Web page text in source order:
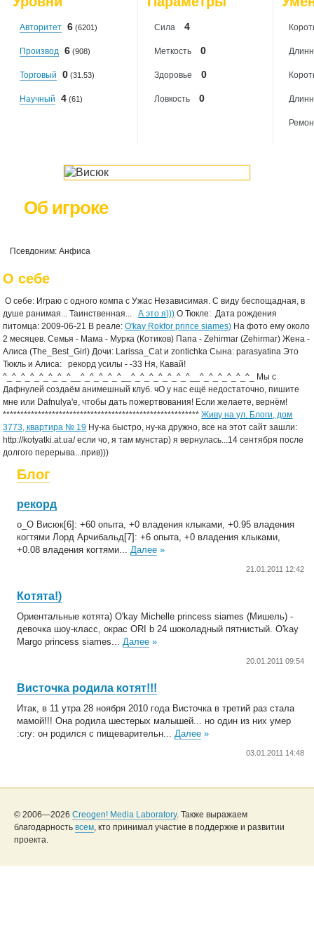
Авторитет 6 (6201)
Производ 6 (908)
Торговый 0 (31.53)
Научный 4 (61)
Сила 4
Меткость 0
Здоровье 0
Ловкость 0
Об игроке
Псевдоним: Анфиса
О себе
О себе: Играю с одного компа с Ужас Независимая. С виду беспощадная, в
душе ранимая... Таинственная...
А это я))) О Тюкле: Дата рождения
питомца: 2009-06-21 В реале:O'kay Rokfor prince siames) На фото ему около
2 месяцев. Семья - Мама - Мурка (Котиков) Папа - Zehirmar (Zehirmar) Жена -
Алиса (The_Best_Girl) Дочи: Larissa_Cat и zontichka Сына: parasyatina Это
Тюкль и Алиса:
рекорд усилы - -33 Ня, Кавай!
^_^_^_^_^_^_^_^__^_^_^_^_^__^_^_^_^_^_^_^__^_^_^_^_^_^_ Мы с
Дафнулей создаём анимешный клуб. чО у нас ещё недостаточно, пишите
мне или Dafnulya'е, чтобы дать пожертвования! Если желаете, вернём!
********************************************************Живу на ул. Блоги, дом
3773, квартира № 19 Ну-ка быстро, ну-ка дружно, все на этот сайт зашли:
http://kotyatki.at.ua/ если чо, я там мунстар) я вернулась...14 сентября после
долгого перерыва...прив)))
Блог
рекорд
о_О Висюк[6]: +60 опыта, +0 владения клыками, +0.95 владения
когтями Лорд Арчибальд[7]: +6 опыта, +0 владения клыками,
+0.08 владения когтями...Далее »
21.01.2011 12:42
Котята!)
Ориентальные котята) O'kay Michelle princess siames (Мишель) -
девочка шоу-класс, окрас ORI b 24 шоколадный пятнистый. O'kay
Margo princess siames...Далее »
20.01.2011 09:54
Висточка родила котят!!!
Итак, в 11 утра 28 ноября 2010 года Висточка в третий раз стала
мамой!!! Она родила шестерыx малышей... но один из них умер
:cry: он родился с пищеварительн...Далее »
03.01.2011 14:48
© 2006—2026 Creogen! Media Laboratory. Также выражаем
благодарность всем, кто принимал участие в поддержке и развитии
проекта.